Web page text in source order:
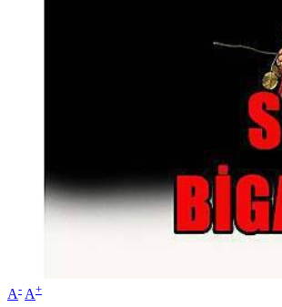
A- A+